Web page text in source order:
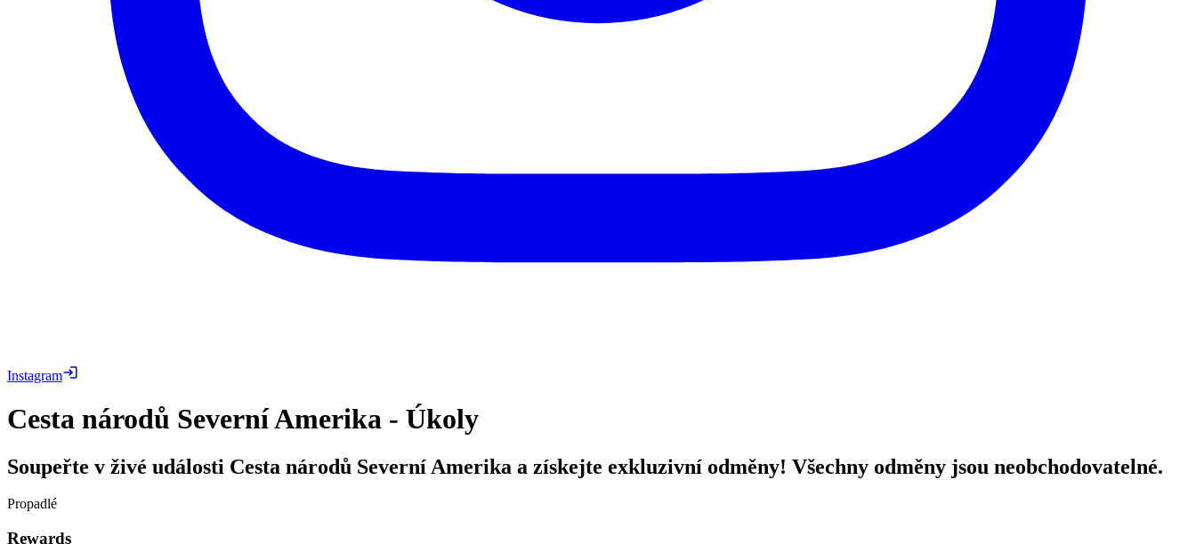
Instagram
Cesta národů Severní Amerika - Úkoly
Soupeřte v živé události Cesta národů Severní Amerika a získejte exkluzivní odměny! Všechny odměny jsou neobchodovatelné.
Propadlé
Rewards